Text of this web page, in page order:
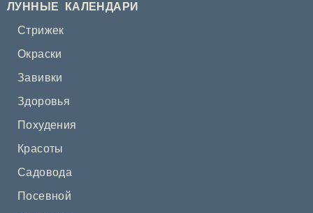
ЛУННЫЕ КАЛЕНДАРИ
Стрижек
Окраски
Завивки
Здоровья
Похудения
Красоты
Садовода
Посевной